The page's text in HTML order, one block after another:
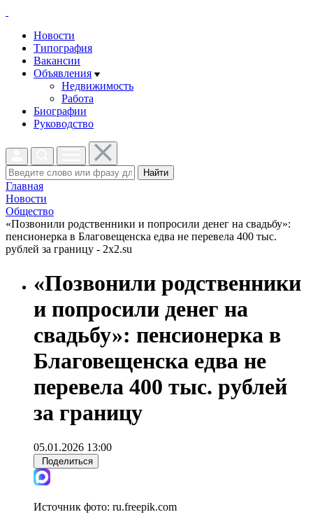
Новости
Типография
Вакансии
Объявления
Недвижимость
Работа
Биографии
Руководство
Найти
Главная
Новости
Общество
«Позвонили родственники и попросили денег на свадьбу»:
пенсионерка в Благовещенска едва не перевела 400 тыс.
рублей за границу - 2x2.su
«Позвонили родственники
и попросили денег на
свадьбу»: пенсионерка в
Благовещенска едва не
перевела 400 тыс. рублей
за границу
05.01.2026 13:00
Поделиться
Источник фото: ru.freepik.com